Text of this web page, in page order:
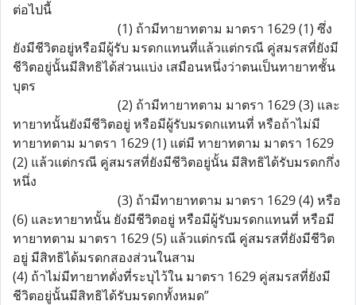
ต่อไปนี้
(1) ถ้ามีทายาทตาม มาตรา 1629 (1) ซึ่ง
ยังมีชีวิตอยู่หรือมีผู้รับ มรดกแทนที่แล้วแต่กรณี คู่สมรสที่ยังมี
ชีวิตอยู่นั้นมีสิทธิได้ส่วนแบ่ง เสมือนหนึ่งว่าตนเป็นทายาทชั้น
บุตร
(2) ถ้ามีทายาทตาม มาตรา 1629 (3) และ
ทายาทนั้นยังมีชีวิตอยู่ หรือมีผู้รับมรดกแทนที่ หรือถ้าไม่มี
ทายาทตาม มาตรา 1629 (1) แต่มี ทายาทตาม มาตรา 1629
(2) แล้วแต่กรณี คู่สมรสที่ยังมีชีวิตอยู่นั้น มีสิทธิได้รับมรดกกึ่ง
หนึ่ง
(3) ถ้ามีทายาทตาม มาตรา 1629 (4) หรือ
(6) และทายาทนั้น ยังมีชีวิตอยู่ หรือมีผู้รับมรดกแทนที่ หรือมี
ทายาทตาม มาตรา 1629 (5) แล้วแต่กรณี คู่สมรสที่ยังมีชีวิต
อยู่ มีสิทธิได้มรดกสองส่วนในสาม
(4) ถ้าไม่มีทายาทดั่งที่ระบุไว้ใน มาตรา 1629 คู่สมรสที่ยังมี
ชีวิตอยู่นั้นมีสิทธิได้รับมรดกทั้งหมด”